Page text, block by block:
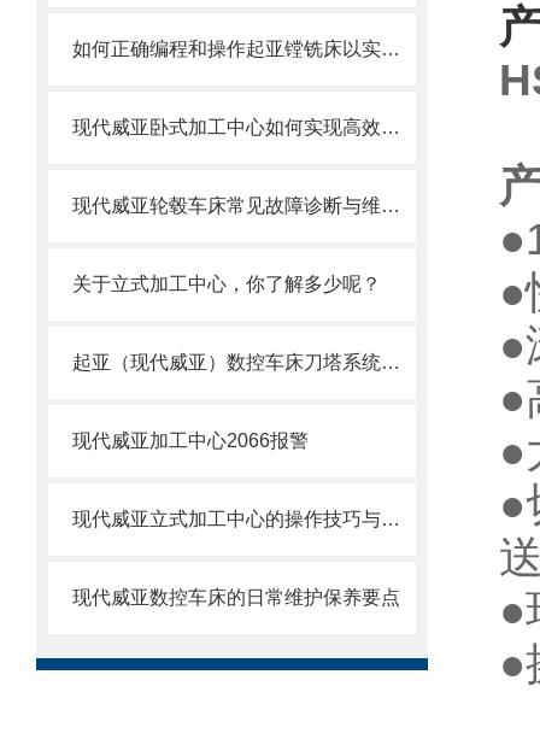
如何正确编程和操作起亚镗铣床以实现高效加工？
现代威亚卧式加工中心如何实现高效生产？
现代威亚轮毂车床常见故障诊断与维修方法
关于立式加工中心，你了解多少呢？
起亚（现代威亚）数控车床刀塔系统故障与原点调试技术研究
现代威亚加工中心2066报警
现代威亚立式加工中心的操作技巧与注意事项
现代威亚数控车床的日常维护保养要点
●
●
●
●
●
●
●